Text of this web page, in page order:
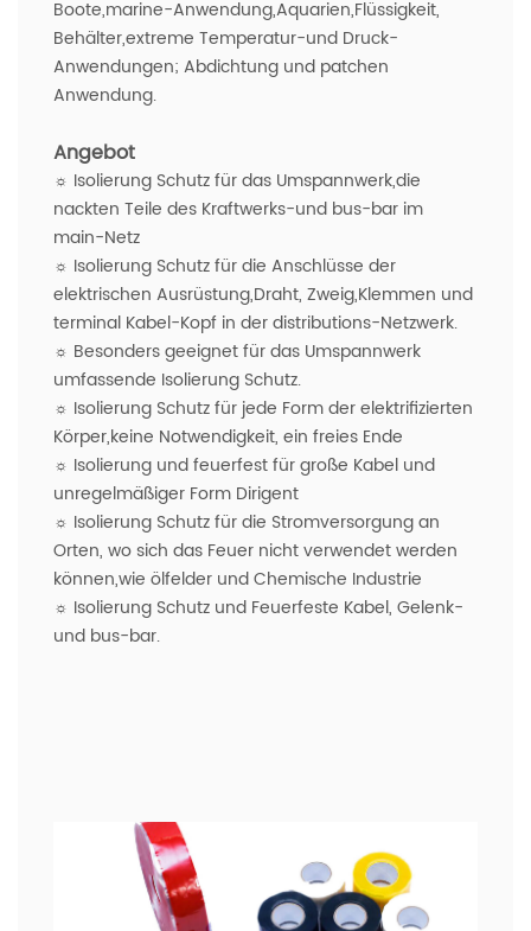
Boote,marine-Anwendung,Aquarien,Flüssigkeit,
Behälter,extreme Temperatur-und Druck-
Anwendungen; Abdichtung und patchen
Anwendung.
Angebot
☼ Isolierung Schutz für das Umspannwerk,die
nackten Teile des Kraftwerks-und bus-bar im
main-Netz
☼ Isolierung Schutz für die Anschlüsse der
elektrischen Ausrüstung,Draht, Zweig,Klemmen und
terminal Kabel-Kopf in der distributions-Netzwerk.
☼ Besonders geeignet für das Umspannwerk
umfassende Isolierung Schutz.
☼ Isolierung Schutz für jede Form der elektrifizierten
Körper,keine Notwendigkeit, ein freies Ende
☼ Isolierung und feuerfest für große Kabel und
unregelmäßiger Form Dirigent
☼ Isolierung Schutz für die Stromversorgung an
Orten, wo sich das Feuer nicht verwendet werden
können,wie ölfelder und Chemische Industrie
☼ Isolierung Schutz und Feuerfeste Kabel, Gelenk-
und bus-bar.